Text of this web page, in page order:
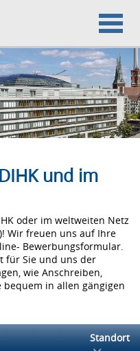
und im
oder im weltweiten Netz
Wir freuen uns auf Ihre
Bewerbungsformular.
für Sie und uns der
wie Anschreiben,
bequem in allen gängigen
Standort